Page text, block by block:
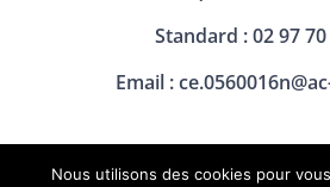
Standard : 02 97
Email :
Mentions légales|Politique
Nous utilisons des cookies pour